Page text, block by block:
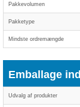
Pakkevolumen
Pakketype
Mindste ordremængde
Emballage
Udvalg af produkter